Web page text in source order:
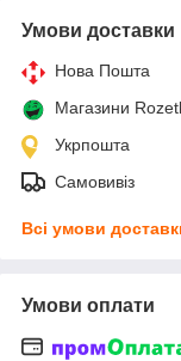
Умови доставки
Нова Пошта
Магазини
Укрпошта
Самовивіз
Всі умови
Умови оплати